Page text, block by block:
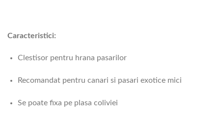
Caracteristici:
Clestisor pentru hrana pasarilor
Recomandat pentru canari si pasari exotice mici
Se poate fixa pe plasa coliviei